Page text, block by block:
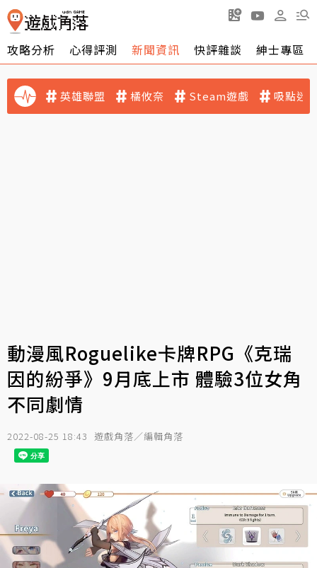
攻略分析 心得評測 新聞資訊 快評雜談 紳士專區
英雄聯盟 橘攸奈 Steam遊戲 吸點迷
動漫風Roguelike卡牌RPG《克瑞
因的紛爭》9月底上市 體驗3位女角
不同劇情
2022-08-25 18:43 遊戲角落／編輯角落